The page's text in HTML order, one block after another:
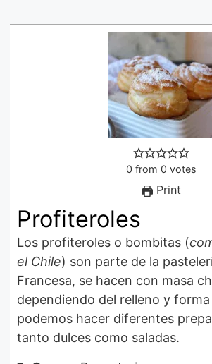
0 from 0 votes
Print
Profiteroles
Los profiteroles o bombitas (
el Chile) son parte de la
Francesa, se hacen con masa
dependiendo del relleno y
podemos hacer diferentes
tanto dulces como saladas.